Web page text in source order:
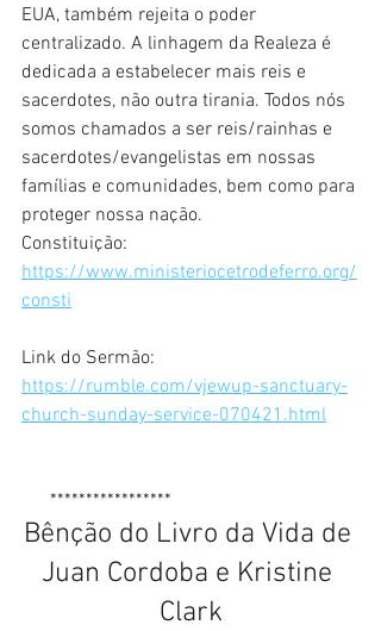
EUA, também rejeita o poder
centralizado. A linhagem da Realeza é
dedicada a estabelecer mais reis e
sacerdotes, não outra tirania. Todos nós
somos chamados a ser reis/rainhas e
sacerdotes/evangelistas em nossas
famílias e comunidades, bem como para
proteger nossa nação.
Constituição:
https://www.ministeriocetrodeferro.org/
consti
Link do Sermão:
https://rumble.com/vjewup-sanctuary-
church-sunday-service-070421.html
      *****************
Bênção do Livro da Vida de
Juan Cordoba e Kristine
Clark